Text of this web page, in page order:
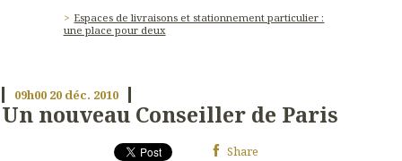
Espaces de livraisons et stationnement particulier :
une place pour deux
09h00 20 déc. 2010
Un nouveau Conseiller de Paris
Share